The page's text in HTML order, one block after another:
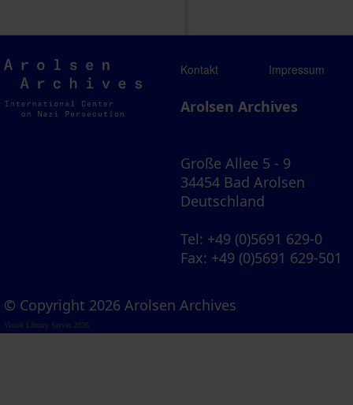
Arolsen
Archives
Kontakt Impressum
Arolsen Archives
Große Allee 5 - 9
34454 Bad Arolsen
Deutschland
Tel: +49 (0)5691 629-0
Fax: +49 (0)5691 629-501
© Copyright 2026 Arolsen Archives
Visual Library Server 2026